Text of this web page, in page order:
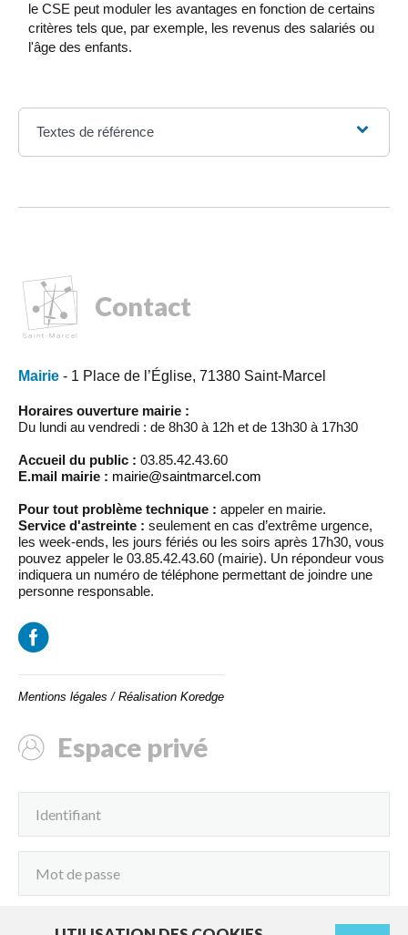
le CSE peut moduler les avantages en fonction de certains
critères tels que, par exemple, les revenus des salariés ou
l'âge des enfants.
Textes de référence
Contact
Mairie - 1 Place de l’Église, 71380 Saint-Marcel
Horaires ouverture mairie :
Du lundi au vendredi : de 8h30 à 12h et de 13h30 à 17h30
Accueil du public : 03.85.42.43.60
E.mail mairie : mairie@saintmarcel.com
Pour tout problème technique : appeler en mairie.
Service d'astreinte : seulement en cas d’extrême urgence,
les week-ends, les jours fériés ou les soirs après 17h30, vous
pouvez appeler le 03.85.42.43.60 (mairie). Un répondeur vous
indiquera un numéro de téléphone permettant de joindre une
personne responsable.
Mentions légales / Réalisation Koredge
Espace privé